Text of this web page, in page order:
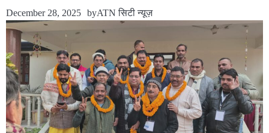
December 28, 2025 byATN सिटी न्यूज़